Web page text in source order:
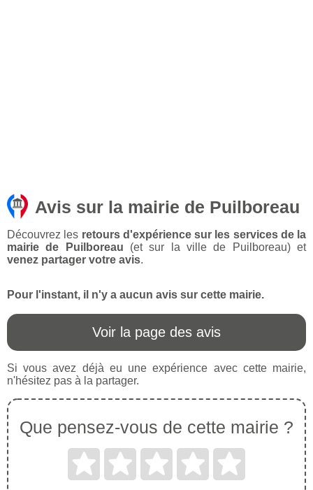
Avis sur la mairie de Puilboreau
Découvrez les retours d'expérience sur les services de la
mairie de Puilboreau (et sur la ville de Puilboreau) et
venez partager votre avis.
Pour l'instant, il n'y a aucun avis sur cette mairie.
Voir la page des avis
Si vous avez déjà eu une expérience avec cette mairie,
n'hésitez pas à la partager.
Que pensez-vous de cette mairie ?